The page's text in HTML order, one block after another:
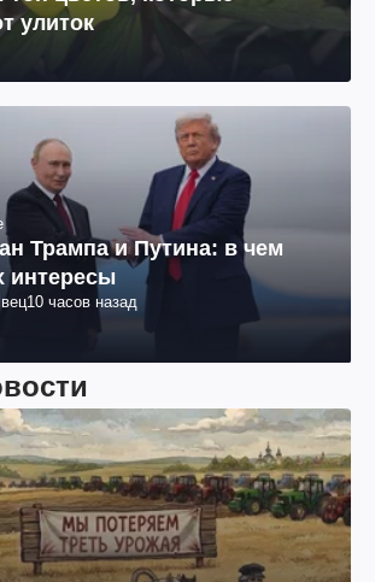
улиток
Трампа и Путина: в чем
интересы
10 часов назад